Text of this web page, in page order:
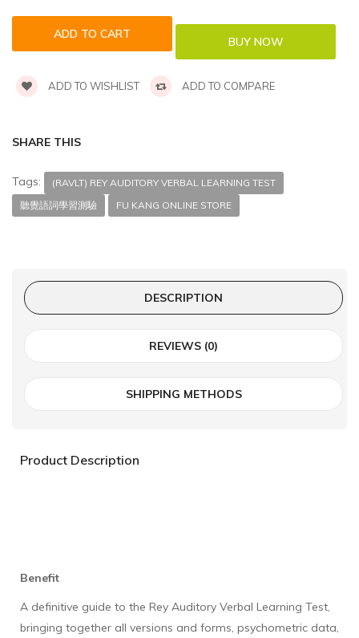
ADD TO WISHLIST ADD TO COMPARE
SHARE THIS
Tags:
(RAVLT) REY AUDITORY VERBAL LEARNING TEST
聽覺語詞學習測驗
FU KANG ONLINE STORE
DESCRIPTION
REVIEWS (0)
SHIPPING METHODS
Product Description
Benefit
A definitive guide to the Rey Auditory Verbal Learning Test,
bringing together all versions and forms, psychometric data,